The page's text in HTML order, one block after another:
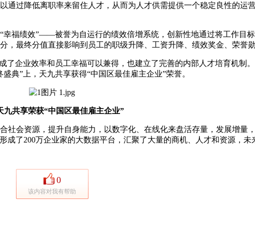
过降低离职率来留住人才，从而为人才供需提供一个稳定良性的运
绩效”——被誉为自运行的绩效倍增系统，创新性地通过将工作目
最终分值直接影响到员工的职级升降、工资升降、绩效奖金、荣誉
业效率和员工幸福可以兼得，也建立了完善的内部人才培育机制。
典”上，天九共享获得“中国区最佳雇主企业”荣誉。
九共享荣获“中国区最佳雇主企业”
会资源，提升自身能力，以数字化、在线化来盘活存量，发展增量
了200万企业家的大数据平台，汇聚了大量的商机、人才和资源，未
0
该内容对我有帮助